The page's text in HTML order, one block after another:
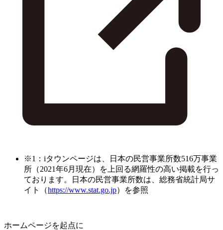
※1：iタウンページは、日本の民営事業所数516万事業
所（2021年6月現在）を上回る網羅性の高い掲載を行っ
ております。日本の民営事業所数は、総務省統計局サ
イト（https://www.stat.go.jp）を参照
ホームページを起点に